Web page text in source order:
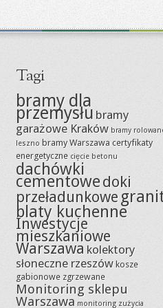
Tagi
bramy dla
przemysłu bramy
garażowe Kraków bramy
leszno bramy Warszawa certyfikaty
energetyczne cięcie betonu
dachówki
cementowedoki
przeładunkowe
blaty kuchenne
Inwestycje
mieszkaniowe
Warszawa kolektory
słoneczne rzeszów kosze
gabionowe zgrzewane
Monitoring sklepu
Warszawa monitoring zużycia